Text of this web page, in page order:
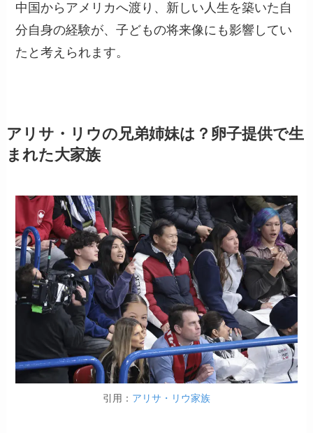
中国からアメリカへ渡り、新しい人生を築いた自
分自身の経験が、子どもの将来像にも影響してい
たと考えられます。
アリサ・リウの兄弟姉妹は？卵子提供で生
まれた大家族
引用： アリサ・リウ家族